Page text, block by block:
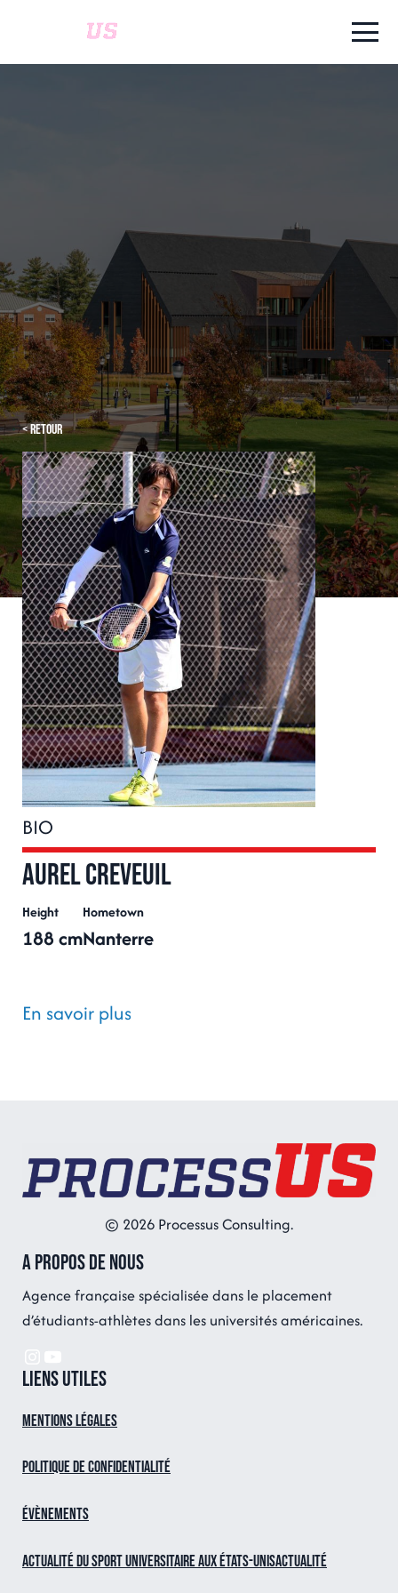
< Retour
BIO
Aurel CREVEUIL
Height
188 cm
Hometown
Nanterre
En savoir plus
© 2026 Processus Consulting.
A propos de nous
Agence française spécialisée dans le placement
d’étudiants-athlètes dans les universités américaines.
Liens utiles
Mentions légales
Politique de confidentialité
Évènements
Actualité du sport universitaire aux États-UnisActualité